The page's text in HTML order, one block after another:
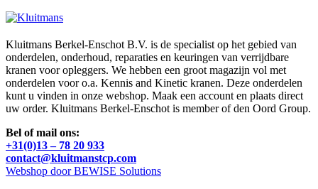
Kluitmans Berkel-Enschot B.V. is de specialist op het gebied van
onderdelen, onderhoud, reparaties en keuringen van verrijdbare
kranen voor opleggers. We hebben een groot magazijn vol met
onderdelen voor o.a. Kennis and Kinetic kranen. Deze onderdelen
kunt u vinden in onze webshop. Maak een account en plaats direct
uw order. Kluitmans Berkel-Enschot is member of den Oord Group.
Bel of mail ons:
+31(0)13 – 78 20 933
contact@kluitmanstcp.com
Webshop door BEWISE Solutions